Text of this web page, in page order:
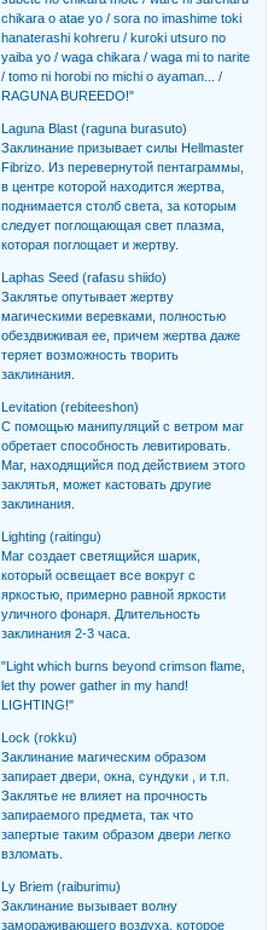
chikara o atae yo / sora no imashime toki
hanaterashi kohreru / kuroki utsuro no
yaiba yo / waga chikara / waga mi to narite
/ tomo ni horobi no michi o ayaman... /
RAGUNA BUREEDO!"
Laguna Blast (raguna burasuto)
Заклинание призывает силы Hellmaster
Fibrizo. Из перевернутой пентаграммы,
в центре которой находится жертва,
поднимается столб света, за которым
следует поглощающая свет плазма,
которая поглощает и жертву.
Laphas Seed (rafasu shiido)
Заклятье опутывает жертву
магическими веревками, полностью
обездвиживая ее, причем жертва даже
теряет возможность творить
заклинания.
Levitation (rebiteeshon)
С помощью манипуляций с ветром маг
обретает способность левитировать.
Маг, находящийся под действием этого
заклятья, может кастовать другие
заклинания.
Lighting (raitingu)
Маг создает светящийся шарик,
который освещает все вокруг с
яркостью, примерно равной яркости
уличного фонаря. Длительность
заклинания 2-3 часа.
"Light which burns beyond crimson flame,
let thy power gather in my hand!
LIGHTING!"
Lock (rokku)
Заклинание магическим образом
запирает двери, окна, сундуки , и т.п.
Заклятье не влияет на прочность
запираемого предмета, так что
запертые таким образом двери легко
взломать.
Ly Briem (raiburimu)
Заклинание вызывает волну
замораживающего воздуха, которое